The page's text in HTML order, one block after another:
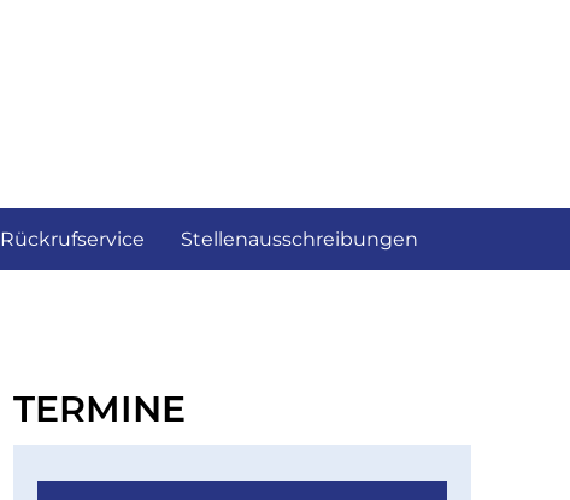
Rückrufservice Stellenausschreibungen
TERMINE